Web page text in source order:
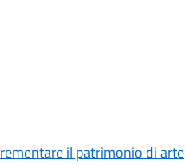
il patrimonio di arte